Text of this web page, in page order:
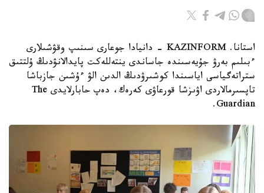
استانا. KAZINFORM - دانيادا جوعارى سىنىپ وقۋشىلارى
ءبىلىم بەرۋ جۇيەسىندە جاساندى ينتەللەكت پايدالانۋدىڭ ۇلتتىق
ستراتەگياسى اياسىندا كوشىرۋدىڭ الدىن الۋ ءۇشىن جازباشا
تاپسىرمالاردى اۋىزشا قورعاۋى كەرەك، دەپ حابارلايدى The
Guardian.